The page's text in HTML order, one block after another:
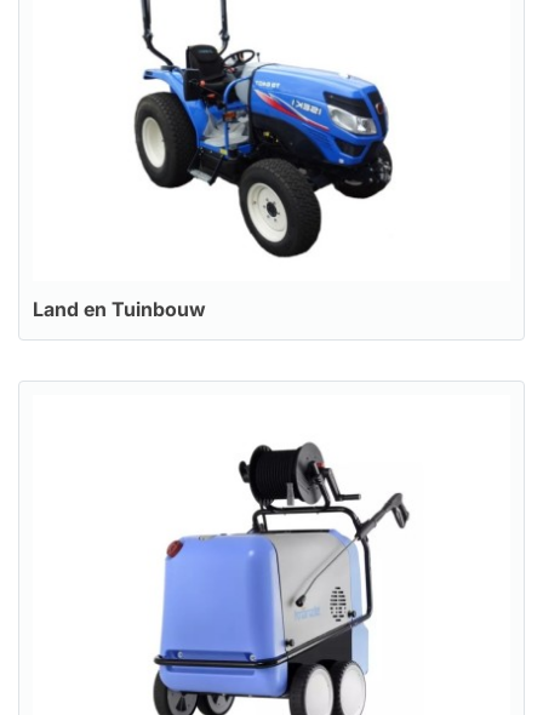
Land en Tuinbouw